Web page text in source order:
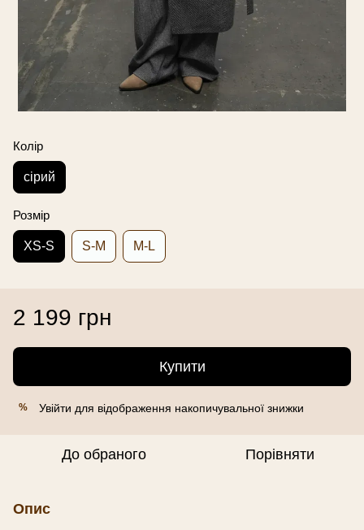
Колір
сірий
Розмір
XS-S S-M M-L
2 199 грн
Купити
% Увійти для відображення накопичувальної знижки
До обраного Порівняти
Опис